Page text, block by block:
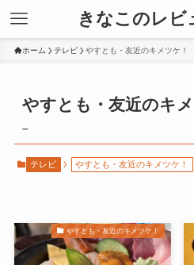
きなこのレビ
ホーム テレビ やすとも・友近のキメツケ！
やすとも・友近のキメ
–
テレビ やすとも・友近のキメツケ！
やすとも・友近のキメツケ！